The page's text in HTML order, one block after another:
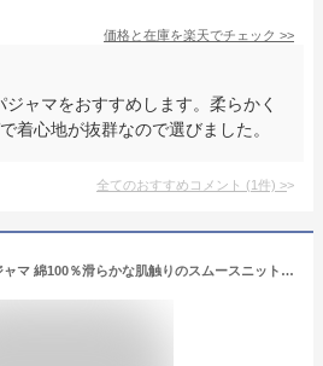
価格と在庫を楽天でチェック >>
ャマをおすすめします。柔らかく
着心地が抜群なので選びました。
全てのおすすめコメント (1件) >
[ケーズアイ] ペアパジャマ 綿100％滑らかな肌触りのスムースニットねこ柄 【メンズ１枚+レディース１枚のセット】 (紳士LLグレー1枚+婦人Mアイボリー１枚のセット)